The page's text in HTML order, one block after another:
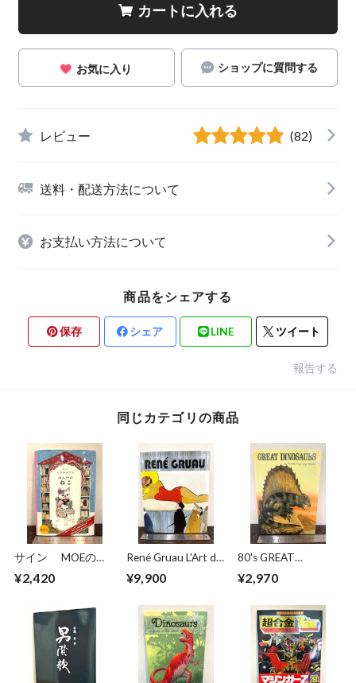
カートに入れる
お気に入り ショップに質問する
レビュー (82)
送料・配送方法について
お支払い方法について
商品をシェアする
保存 シェア LINE ツイート
報告する
同じカテゴリの商品
サイン MOEのえ
こ ヒグチユウコ
¥2,420
René Gruau L'Art de
of Advertising
¥9,900
80's GREAT
Pop−Up Book
¥2,970